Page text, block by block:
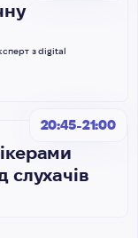
з digital
20:45-21:00
слухачів